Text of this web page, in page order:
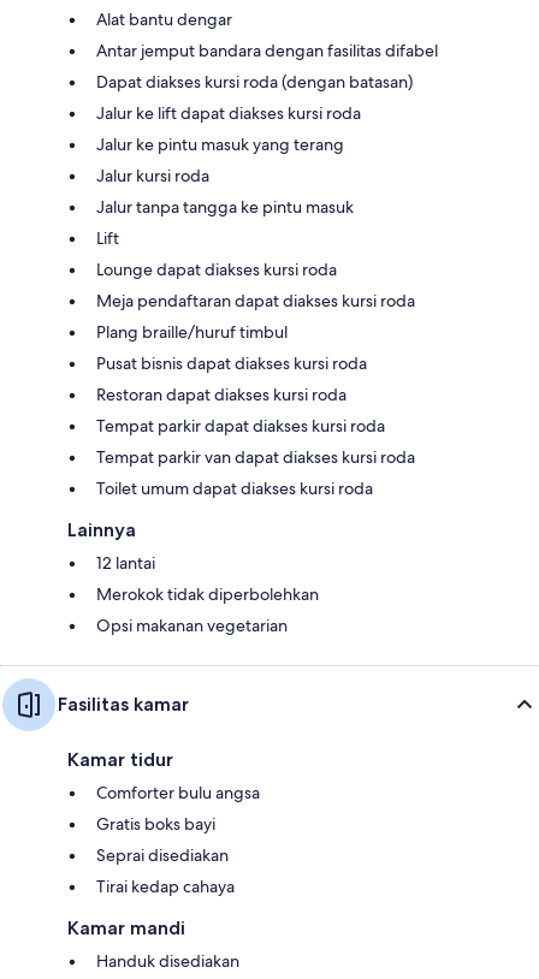
Alat bantu dengar
Antar jemput bandara dengan fasilitas difabel
Dapat diakses kursi roda (dengan batasan)
Jalur ke lift dapat diakses kursi roda
Jalur ke pintu masuk yang terang
Jalur kursi roda
Jalur tanpa tangga ke pintu masuk
Lift
Lounge dapat diakses kursi roda
Meja pendaftaran dapat diakses kursi roda
Plang braille/huruf timbul
Pusat bisnis dapat diakses kursi roda
Restoran dapat diakses kursi roda
Tempat parkir dapat diakses kursi roda
Tempat parkir van dapat diakses kursi roda
Toilet umum dapat diakses kursi roda
Lainnya
12 lantai
Merokok tidak diperbolehkan
Opsi makanan vegetarian
Fasilitas kamar
Kamar tidur
Comforter bulu angsa
Gratis boks bayi
Seprai disediakan
Tirai kedap cahaya
Kamar mandi
Handuk disediakan